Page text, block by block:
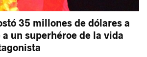
35 millones de dólares a
un superhéroe de la vida